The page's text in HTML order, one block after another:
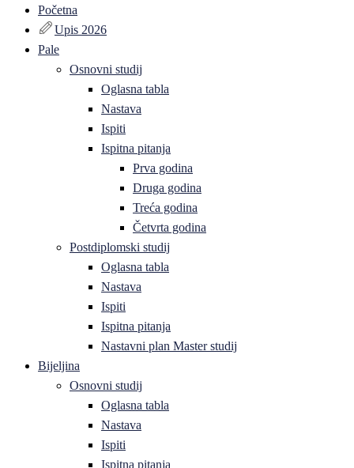
Početna
Upis 2026
Pale
Osnovni studij
Oglasna tabla
Nastava
Ispiti
Ispitna pitanja
Prva godina
Druga godina
Treća godina
Četvrta godina
Postdiplomski studij
Oglasna tabla
Nastava
Ispiti
Ispitna pitanja
Nastavni plan Master studij
Bijeljina
Osnovni studij
Oglasna tabla
Nastava
Ispiti
Ispitna pitanja